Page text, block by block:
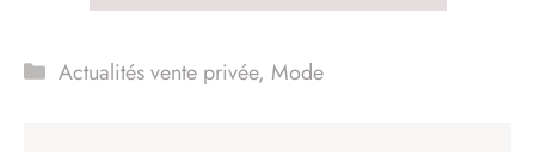
Catégories
Actualités vente privée, Mode